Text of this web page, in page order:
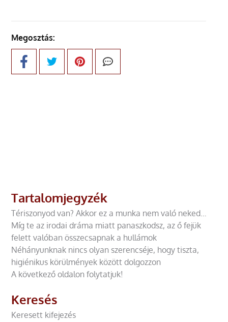
Megosztás:
Tartalomjegyzék
Tériszonyod van? Akkor ez a munka nem való neked…
Míg te az irodai dráma miatt panaszkodsz, az ő fejük
felett valóban összecsapnak a hullámok
Néhányunknak nincs olyan szerencséje, hogy tiszta,
higiénikus körülmények között dolgozzon
A következő oldalon folytatjuk!
Keresés
Keresett kifejezés